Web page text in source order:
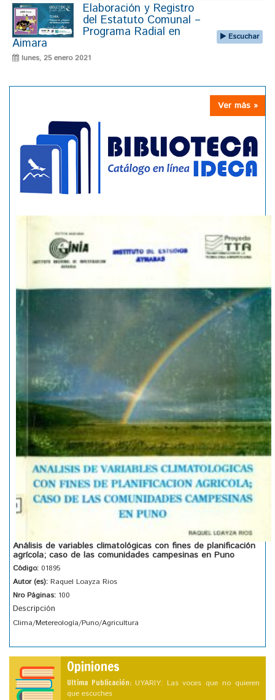
Elaboración y Registro
del Estatuto Comunal –
Programa Radial en
Aimara
lunes, 25 enero 2021
Escuchar
Ver más »
Análisis de variables climatológicas con fines de planificación
agrícola; caso de las comunidades campesinas en Puno
Código: 01895
Autor (es): Raquel Loayza Rios
Nro Páginas: 100
Descripción
Clima/Metereología/Puno/Agricultura
Opiniones
Ultima Publicación: UYARIY: Las voces que no quieren
que escuches